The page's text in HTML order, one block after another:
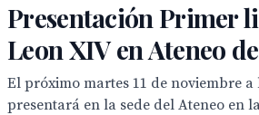
Presentación Primer
Leon XIV en Ateneo
El próximo martes 11 de noviembre a
presentará en la sede del Ateneo en